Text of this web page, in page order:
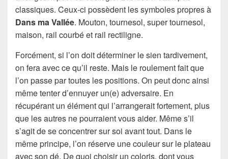
classiques. Ceux-ci possèdent les symboles propres à
Dans ma Vallée. Mouton, tournesol, super tournesol,
maison, rail courbé et rail rectiligne.
Forcément, si l’on doit déterminer le sien tardivement,
on fera avec ce qu’il reste. Mais le roulement fait que
l’on passe par toutes les positions. On peut donc ainsi
même tenter d’ennuyer un(e) adversaire. En
récupérant un élément qui l’arrangerait fortement, plus
que les autres ne pourraient vous aider. Même s’il
s’agit de se concentrer sur soi avant tout. Dans le
même principe, l’on réserve une couleur sur le plateau
avec son dé. De quoi choisir un coloris, dont vous